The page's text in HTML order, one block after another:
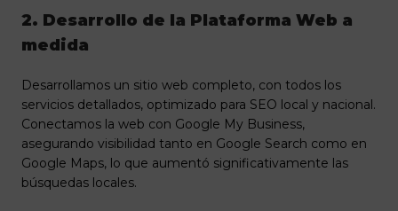
2. Desarrollo de la Plataforma Web a
medida
Desarrollamos un sitio web completo, con todos los
servicios detallados, optimizado para SEO local y nacional.
Conectamos la web con Google My Business,
asegurando visibilidad tanto en Google Search como en
Google Maps, lo que aumentó significativamente las
búsquedas locales.